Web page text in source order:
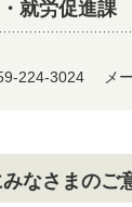
就労促進課
224-3024 メ
なさまのご